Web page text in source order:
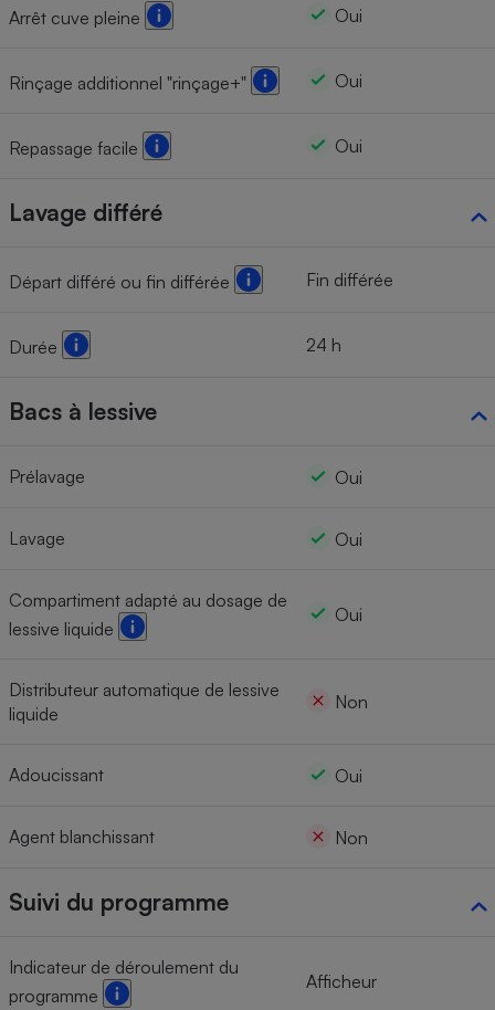
Arrêt cuve pleine Oui
Rinçage additionnel "rinçage+" Oui
Repassage facile Oui
Lavage différé
Départ différé ou fin différée Fin différée
Durée 24 h
Bacs à lessive
Prélavage Oui
Lavage Oui
Compartiment adapté au dosage de
lessive liquide
Oui
Distributeur automatique de lessive
liquide
Non
Adoucissant Oui
Agent blanchissant Non
Suivi du programme
Indicateur de déroulement du
programme
Afficheur